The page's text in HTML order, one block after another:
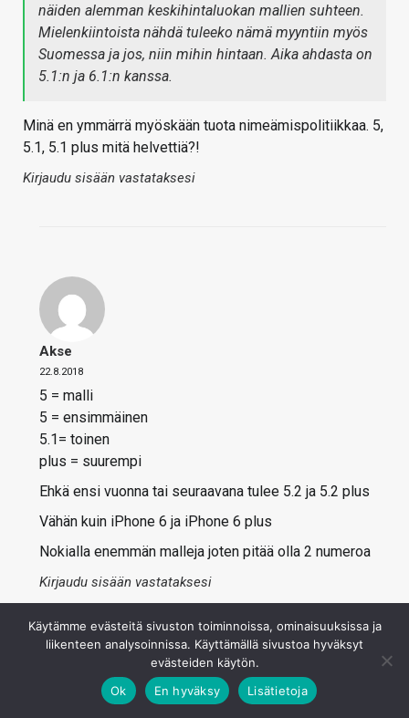
näiden alemman keskihintaluokan mallien suhteen.
Mielenkiintoista nähdä tuleeko nämä myyntiin myös
Suomessa ja jos, niin mihin hintaan. Aika ahdasta on
5.1:n ja 6.1:n kanssa.
Minä en ymmärrä myöskään tuota nimeämispolitiikkaa. 5,
5.1, 5.1 plus mitä helvettiä?!
Kirjaudu sisään vastataksesi
Akse
22.8.2018
5 = malli
5 = ensimmäinen
5.1= toinen
plus = suurempi
Ehkä ensi vuonna tai seuraavana tulee 5.2 ja 5.2 plus
Vähän kuin iPhone 6 ja iPhone 6 plus
Nokialla enemmän malleja joten pitää olla 2 numeroa
Kirjaudu sisään vastataksesi
Käytämme evästeitä sivuston toiminnoissa, ominaisuuksissa ja
liikenteen analysoinnissa. Käyttämällä sivustoa hyväksyt
evästeiden käytön.
Ok
En hyväksy Lisätietoja